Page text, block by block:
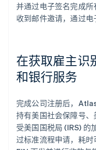
并通过电子签名完成
收到邮件邀请，通过电
在获取雇主识
和银行服务
完成公司注册后，
持有美国社会保障号
受美国国税局 (IRS) 的
过标准流程申请，耗